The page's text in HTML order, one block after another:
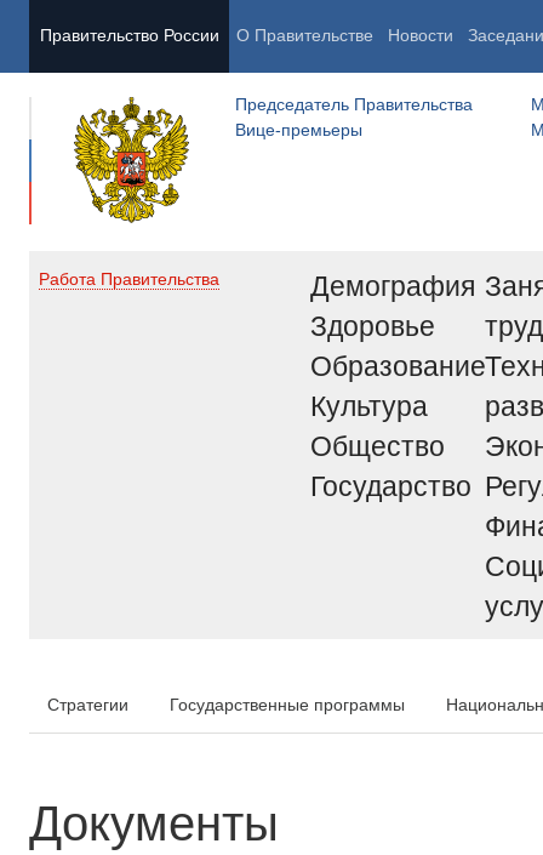
Правительство России О Правительстве Новости
Председатель Правительства
Вице-премьеры
Работа Правительства
Демография
Здоровье
Образование
Культура
Общество
Государство
труд
Стратегии Государственные программы
Документы